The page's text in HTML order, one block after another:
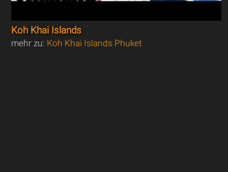
Koh Khai Islands
mehr zu: Koh Khai Islands Phuket